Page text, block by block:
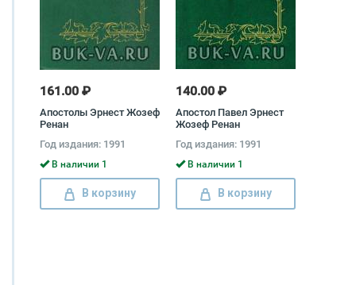
161.00 ₽
Апостолы Эрнест Жозеф
Ренан
Год издания: 1991
В наличии 1
В корзину
140.00 ₽
Апостол Павел Эрнест
Жозеф Ренан
Год издания: 1991
В наличии 1
В корзину